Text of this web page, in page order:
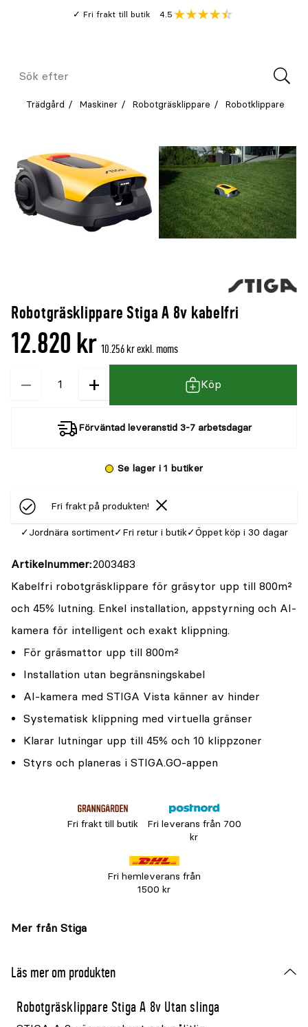
Fri frakt till butik
Genomsnitt
4.5
Meny
Sök
Trädgård Maskiner Robotgräsklippare Robotklippare
Robotgräsklippare Stiga A 8v kabelfri
12.820 kr 10.256 kr exkl. moms
−
Kvantitet + Köp
Förväntad leveranstid 3-7 arbetsdagar
Se lager i 1 butiker
Fri frakt på produkten!
Jordnära sortiment Fri retur i butik Öppet köp i 30 dagar
Artikelnummer 2003483
Kabelfri robotgräsklippare för gräsytor upp till 800m²
och 45% lutning. Enkel installation, appstyrning och AI-
kamera för intelligent och exakt klippning.
För gräsmattor upp till 800m²
Installation utan begränsningskabel
AI-kamera med STIGA Vista känner av hinder
Systematisk klippning med virtuella gränser
Klarar lutningar upp till 45% och 10 klippzoner
Styrs och planeras i STIGA.GO-appen
Fri frakt till butik
Fri leverans från 700
kr
Fri hemleverans från
1500 kr
Mer från Stiga
Läs mer om produkten
Robotgräsklippare Stiga A 8v Utan slinga